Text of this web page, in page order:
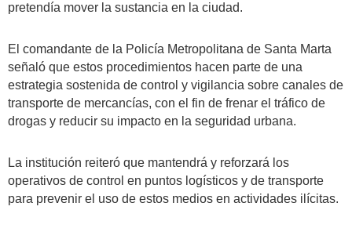
pretendía mover la sustancia en la ciudad.
El comandante de la Policía Metropolitana de Santa Marta
señaló que estos procedimientos hacen parte de una
estrategia sostenida de control y vigilancia sobre canales de
transporte de mercancías, con el fin de frenar el tráfico de
drogas y reducir su impacto en la seguridad urbana.
La institución reiteró que mantendrá y reforzará los
operativos de control en puntos logísticos y de transporte
para prevenir el uso de estos medios en actividades ilícitas.